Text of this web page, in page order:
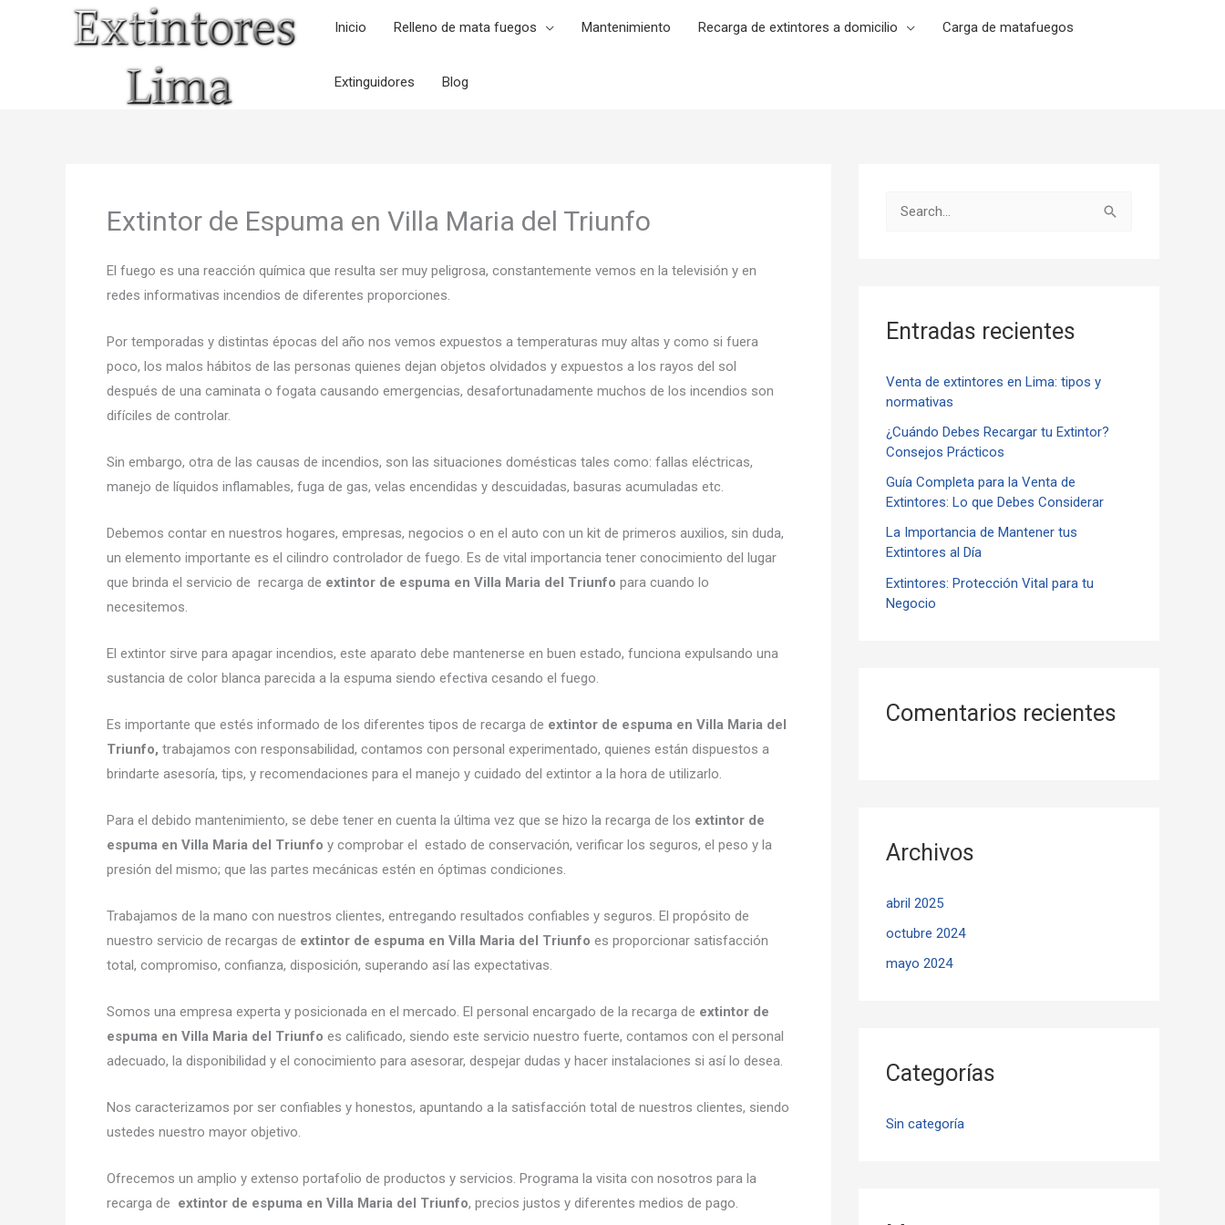
Inicio Relleno de mata fuegos Mantenimiento Recarga de extintores a domicilio Carga de matafuegos
Extinguidores Blog
Extintor de Espuma en Villa Maria del Triunfo
El fuego es una reacción química que resulta ser muy peligrosa, constantemente vemos en la televisión y en
redes informativas incendios de diferentes proporciones.
Por temporadas y distintas épocas del año nos vemos expuestos a temperaturas muy altas y como si fuera
poco, los malos hábitos de las personas quienes dejan objetos olvidados y expuestos a los rayos del sol
después de una caminata o fogata causando emergencias, desafortunadamente muchos de los incendios son
difíciles de controlar.
Sin embargo, otra de las causas de incendios, son las situaciones domésticas tales como: fallas eléctricas,
manejo de líquidos inflamables, fuga de gas, velas encendidas y descuidadas, basuras acumuladas etc.
Debemos contar en nuestros hogares, empresas, negocios o en el auto con un kit de primeros auxilios, sin duda,
un elemento importante es el cilindro controlador de fuego. Es de vital importancia tener conocimiento del lugar
que brinda el servicio de recarga de extintor de espuma en Villa Maria del Triunfo para cuando lo
necesitemos.
El extintor sirve para apagar incendios, este aparato debe mantenerse en buen estado, funciona expulsando una
sustancia de color blanca parecida a la espuma siendo efectiva cesando el fuego.
Es importante que estés informado de los diferentes tipos de recarga de extintor de espuma en Villa Maria del
Triunfo, trabajamos con responsabilidad, contamos con personal experimentado, quienes están dispuestos a
brindarte asesoría, tips, y recomendaciones para el manejo y cuidado del extintor a la hora de utilizarlo.
Para el debido mantenimiento, se debe tener en cuenta la última vez que se hizo la recarga de los extintor de
espuma en Villa Maria del Triunfo y comprobar el estado de conservación, verificar los seguros, el peso y la
presión del mismo; que las partes mecánicas estén en óptimas condiciones.
Trabajamos de la mano con nuestros clientes, entregando resultados confiables y seguros. El propósito de
nuestro servicio de recargas de extintor de espuma en Villa Maria del Triunfo es proporcionar satisfacción
total, compromiso, confianza, disposición, superando así las expectativas.
Somos una empresa experta y posicionada en el mercado. El personal encargado de la recarga de extintor de
espuma en Villa Maria del Triunfo es calificado, siendo este servicio nuestro fuerte, contamos con el personal
adecuado, la disponibilidad y el conocimiento para asesorar, despejar dudas y hacer instalaciones si así lo desea.
Nos caracterizamos por ser confiables y honestos, apuntando a la satisfacción total de nuestros clientes, siendo
ustedes nuestro mayor objetivo.
Ofrecemos un amplio y extenso portafolio de productos y servicios. Programa la visita con nosotros para la
recarga de extintor de espuma en Villa Maria del Triunfo, precios justos y diferentes medios de pago.
a
p
o
r
Entradas recientes
Venta de extintores en Lima: tipos y
normativas
¿Cuándo Debes Recargar tu Extintor?
Consejos Prácticos
Guía Completa para la Venta de
Extintores: Lo que Debes Considerar
La Importancia de Mantener tus
Extintores al Día
Extintores: Protección Vital para tu
Negocio
Comentarios recientes
Archivos
abril 2025
octubre 2024
mayo 2024
Categorías
Sin categoría